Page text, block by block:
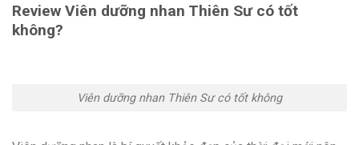
Review Viên dưỡng nhan Thiên Sư có tốt
không?
Viên dưỡng nhan Thiên Sư có tốt không